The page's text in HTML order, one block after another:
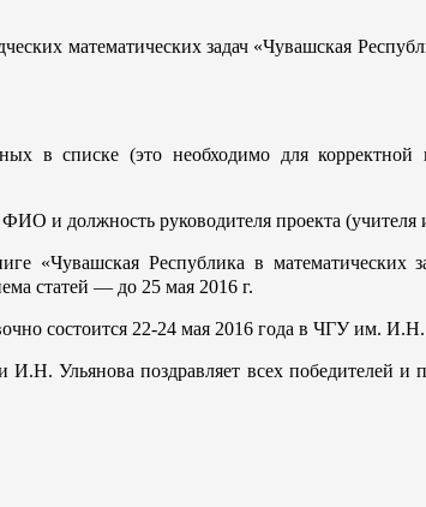
математических задач «Чувашская
в списке (это необходимо для
и должность руководителя проекта
«Чувашская Республика в
статей — до 25 мая 2016 г.
состоится 22-24 мая 2016 года в ЧГУ им.
Ульянова поздравляет всех победителейи